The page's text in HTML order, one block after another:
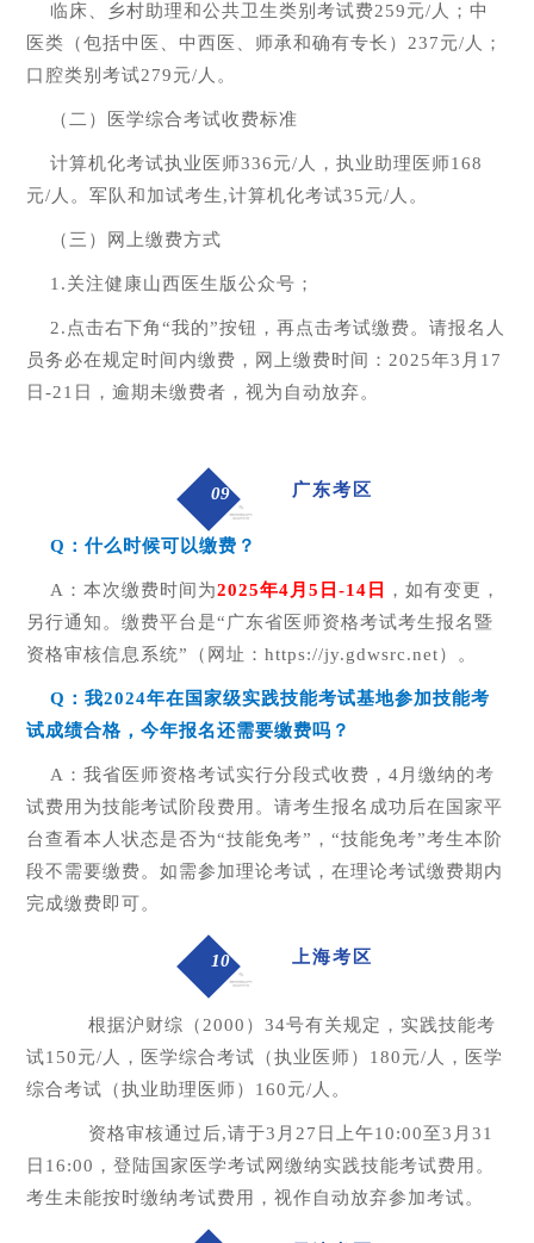
临床、乡村助理和公共卫生类别考试费259元/人；中
医类（包括中医、中西医、师承和确有专长）237元/人；
口腔类别考试279元/人。
（二）医学综合考试收费标准
计算机化考试执业医师336元/人，执业助理医师168
元/人。军队和加试考生,计算机化考试35元/人。
（三）网上缴费方式
1.关注健康山西医生版公众号；
2.点击右下角“我的”按钮，再点击考试缴费。请报名人
员务必在规定时间内缴费，网上缴费时间：2025年3月17
日-21日，逾期未缴费者，视为自动放弃。
09 广东考区
Q ：什么时候可以缴费 ？
A：本次缴费时间为2025年4 月5 日-14 日
，如有变更，
另行通知。缴费平台是“广东省医师资格考试考生报名暨
资格审核信息系统”（网址：https://jy.gdwsrc.net）。
Q ：我2024年在国家级实践技能考试基地参加技能考
试成绩合格，今年报名还需要缴费吗 ？
A：我省医师资格考试实行分段式收费，4月缴纳的考
试费用为技能考试阶段费用。请考生报名成功后在国家平
台查看本人状态是否为“技能免考”，“技能免考”考生本阶
段不需要缴费。如需参加理论考试，在理论考试缴费期内
完成缴费即可。
10 上海考区
根据沪财综（2000）34号有关规定，实践技能考
试150元/人，医学综合考试（执业医师）180元/人，医学
综合考试（执业助理医师）160元/人。
资格审核通过后,请于3月27日上午10:00至3月31
日16:00，登陆国家医学考试网缴纳实践技能考试费用。
考生未能按时缴纳考试费用，视作自动放弃参加考试。